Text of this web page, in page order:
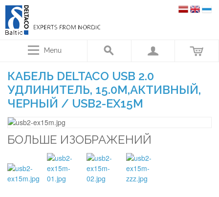
Menu
КАБЕЛЬ DELTACO USB 2.0
УДЛИНИТЕЛЬ, 15.0М,АКТИВНЫЙ,
ЧЕРНЫЙ / USB2-EX15M
БОЛЬШЕ ИЗОБРАЖЕНИЙ